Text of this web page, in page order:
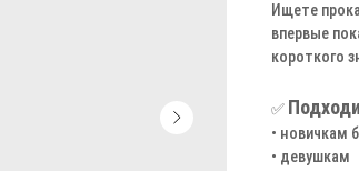
Ищете
впервые
короткого
✅
• новичкам
• девушкам